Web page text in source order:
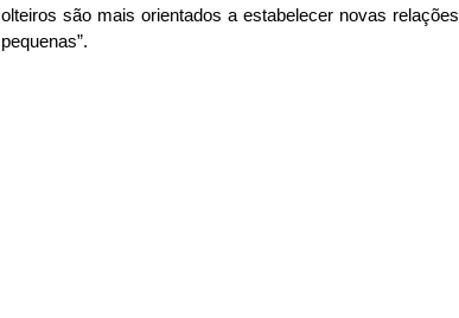
são mais orientados a estabelecer novas relações